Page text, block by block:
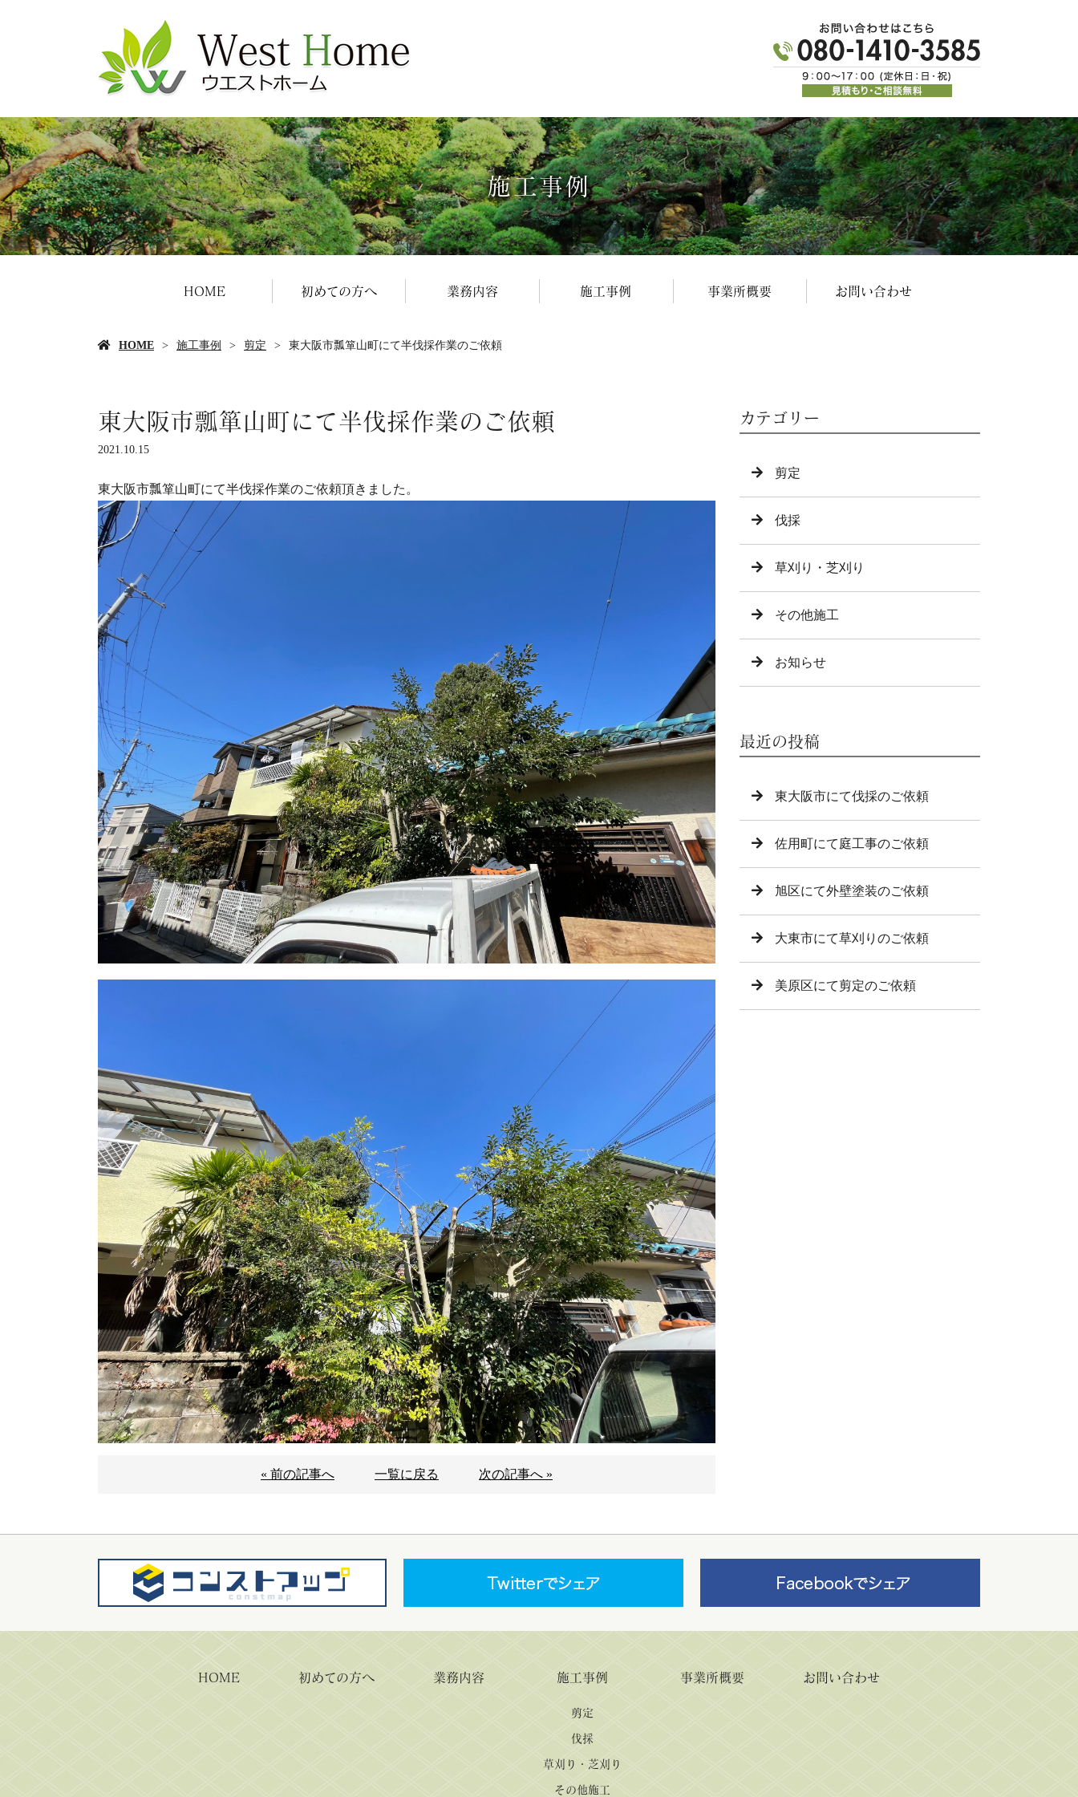
施工事例
HOME 初めての方へ 業務内容 施工事例 事業所概要 お問い合わせ
HOME 施工事例 剪定 東大阪市瓢箪山町にて半伐採作業のご依頼
東大阪市瓢箪山町にて半伐採作業のご依頼
2021.10.15
東大阪市瓢箪山町にて半伐採作業のご依頼頂きました。
« 前の記事へ 一覧に戻る 次の記事へ »
カテゴリー
剪定
伐採
草刈り・芝刈り
その他施工
お知らせ
最近の投稿
東大阪市にて伐採のご依頼
佐用町にて庭工事のご依頼
旭区にて外壁塗装のご依頼
大東市にて草刈りのご依頼
美原区にて剪定のご依頼
HOME 初めての方へ 業務内容 施工事例
剪定
伐採
草刈り・芝刈り
その他施工
事業所概要 お問い合わせ